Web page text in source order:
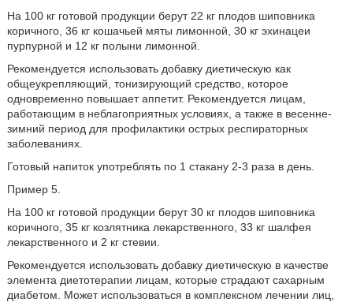
На 100 кг готовой продукции берут 22 кг плодов шиповника
коричного, 36 кг кошачьей мяты лимонной, 30 кг эхинацеи
пурпурной и 12 кг полыни лимонной.
Рекомендуется использовать добавку диетическую как
общеукрепляющий, тонизирующий средство, которое
одновременно повышает аппетит. Рекомендуется лицам,
работающим в неблагоприятных условиях, а также в весенне-
зимний период для профилактики острых респираторных
заболеваниях.
Готовый напиток употреблять по 1 стакану 2-3 раза в день.
Пример 5.
На 100 кг готовой продукции берут 30 кг плодов шиповника
коричного, 35 кг козлятника лекарственного, 33 кг шалфея
лекарственного и 2 кг стевии.
Рекомендуется использовать добавку диетическую в качестве
элемента диетотерапии лицам, которые страдают сахарным
диабетом. Может использоваться в комплексном лечении лиц,